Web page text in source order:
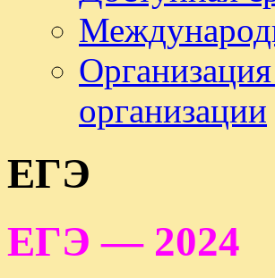
организации
ЕГЭ
ЕГЭ — 2024